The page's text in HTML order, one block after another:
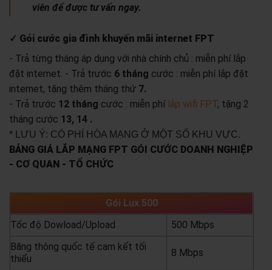
viên để được tư vấn ngay.
✓ Gói cước gia đình khuyến mãi internet FPT
- Trả từng tháng áp dụng với nhà chính chủ : miễn phí lắp
đặt internet. - Trả trước 6 tháng cước : miễn phí lắp đặt
internet, tặng thêm tháng thứ 7.
- Trả trước 12 tháng cước : miễn phí lắp wifi FPT, tặng 2
tháng cước 13, 14 .
* LƯU Ý: CÓ PHÍ HÒA MẠNG Ở MỘT SỐ KHU VỰC.
BẢNG GIÁ LẮP MẠNG FPT GÓI CƯỚC DOANH NGHIỆP
- CƠ QUAN - TỔ CHỨC
Gói Lux 500
Tốc độ Dowload/Upload
500 Mbps
Băng thông quốc tế cam kết tối
thiểu
8 Mbps